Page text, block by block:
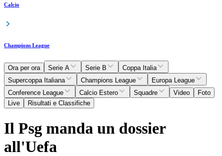
Calcio
Champions League
Ora per ora Serie A Serie B
Coppa Italia
Supercoppa Italiana
Champions League
Europa League
Conference League
Calcio Estero Squadre Video
Foto
Live
Risultati e Classifiche
Il Psg manda un dossier
all'Uefa